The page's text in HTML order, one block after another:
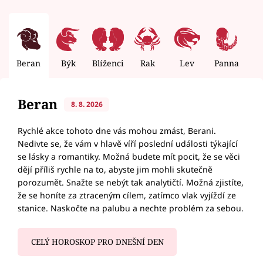
Beran Býk Blíženci Rak Lev Panna
Beran 8. 8. 2026
Rychlé akce tohoto dne vás mohou zmást, Berani.
Nedivte se, že vám v hlavě víří poslední události týkající
se lásky a romantiky. Možná budete mít pocit, že se věci
dějí příliš rychle na to, abyste jim mohli skutečně
porozumět. Snažte se nebýt tak analytičtí. Možná zjistíte,
že se honíte za ztraceným cílem, zatímco vlak vyjíždí ze
stanice. Naskočte na palubu a nechte problém za sebou.
CELÝ HOROSKOP PRO DNEŠNÍ DEN